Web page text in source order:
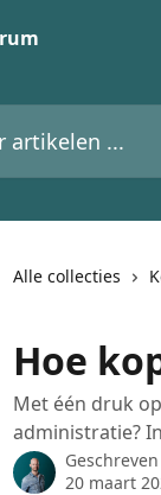
...
Alle collecties
Hoe
Met één druk
administratie?
20 maart